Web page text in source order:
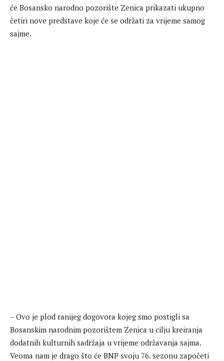
će Bosansko narodno pozorište Zenica prikazati ukupno
četiri nove predstave koje će se održati za vrijeme samog
sajme.
– Ovo je plod ranijeg dogovora kojeg smo postigli sa
Bosanskim narodnim pozorištem Zenica u cilju kreiranja
dodatnih kulturnih sadržaja u vrijeme održavanja sajma.
Veoma nam je drago što će BNP svoju 76. sezonu započeti